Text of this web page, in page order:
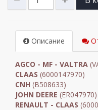
Описание
AGCO - MF - VALTRA
CLAAS (6000147970)
CNH (B508633)
JOHN DEERE (ER047970)
RENAULT - CLAAS